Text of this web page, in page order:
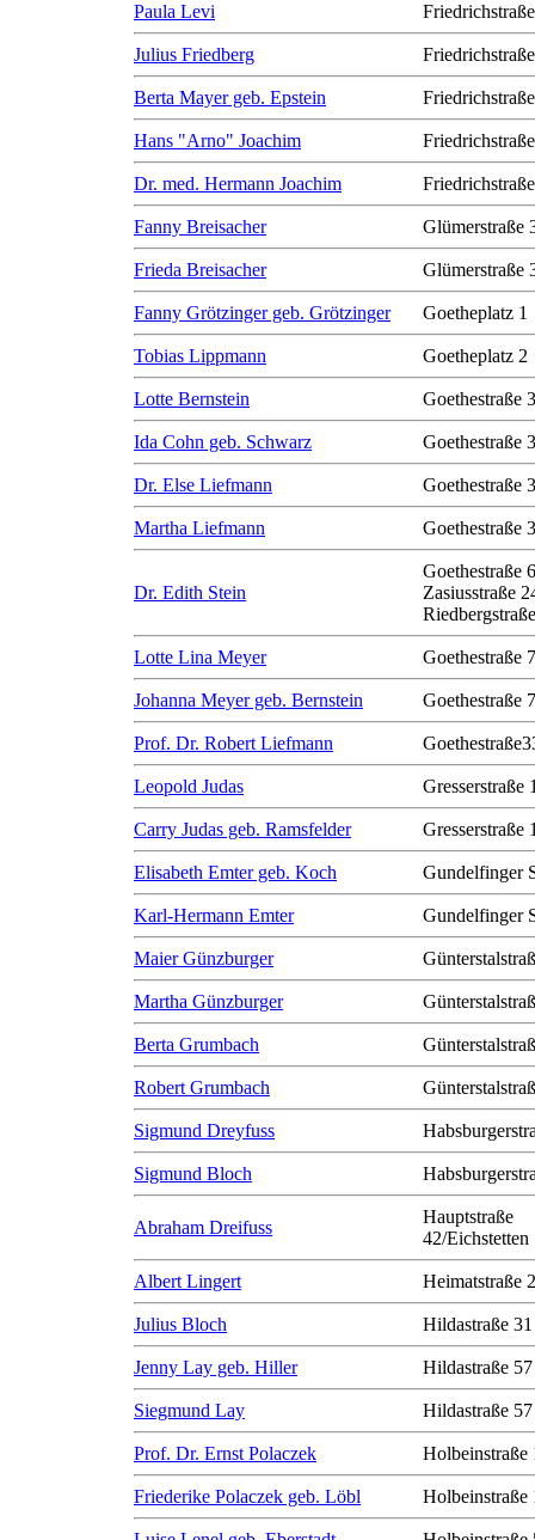
Paula Levi
Julius Friedberg
Berta Mayer geb. Epstein
Hans "Arno" Joachim
Dr. med. Hermann Joachim
Fanny Breisacher Glümerstraße
Frieda Breisacher Glümerstraße
Fanny Grötzinger geb. Grötzinger Goetheplatz 1
Tobias Lippmann Goetheplatz 2
Lotte Bernstein Goethestraße 3
Ida Cohn geb. Schwarz Goethestraße 3
Dr. Else Liefmann Goethestraße
Martha Liefmann Goethestraße
Dr. Edith Stein
Goethestraße
Zasiusstraße
Lotte Lina Meyer Goethestraße
Johanna Meyer geb. Bernstein Goethestraße
Prof. Dr. Robert Liefmann
Leopold Judas Gresserstraße
Carry Judas geb. Ramsfelder Gresserstraße
Elisabeth Emter geb. Koch Gundelfinger
Karl-Hermann Emter Gundelfinger
Maier Günzburger
Martha Günzburger
Berta Grumbach
Robert Grumbach
Sigmund Dreyfuss
Sigmund Bloch
Abraham Dreifuss
Hauptstraße
42/Eichstetten
Albert Lingert Heimatstraße 2
Julius Bloch Hildastraße 31
Jenny Lay geb. Hiller Hildastraße 57
Siegmund Lay Hildastraße 57
Prof. Dr. Ernst Polaczek Holbeinstraße
Friederike Polaczek geb. Löbl Holbeinstraße